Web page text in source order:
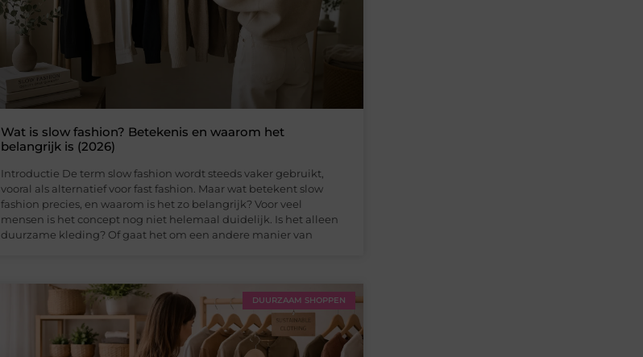
Wat is slow fashion? Betekenis en waarom het
belangrijk is (2026)
Introductie De term slow fashion wordt steeds vaker gebruikt,
vooral als alternatief voor fast fashion. Maar wat betekent slow
fashion precies, en waarom is het zo belangrijk? Voor veel
mensen is het concept nog niet helemaal duidelijk. Is het alleen
duurzame kleding? Of gaat het om een andere manier van
DUURZAAM SHOPPEN